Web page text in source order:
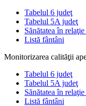
Tabelul 6 judeţ
Tabelul 5A judeţ
Sănătatea în
Listă fântâni
Monitorizarea calităţii
Tabelul 6 judeţ
Tabelul 5A judeţ
Sănătatea în
Listă fântâni